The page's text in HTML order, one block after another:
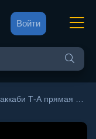
Войти
трансляция 24 сентября 2025